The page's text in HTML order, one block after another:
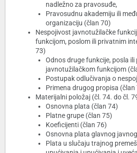
nadležno za pravosuđe,
Pravosudnu akademiju ili
organizaciju (član 70)
Nespojivost javnotužilačke
funkcijom, poslom ili privatnim
73)
Odnos druge funkcije, posla
javnotužilačkom funkcijom
Postupak odlučivanja o
Primena drugog propisa (član
Materijalni položaj (čl. 74. do čl.
Osnovna plata (član 74)
Platne grupe (član 75)
Koeficijenti (član 76)
Osnovna plata glavnog
Plata u slučaju trajnog